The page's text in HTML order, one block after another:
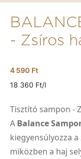
- Zsíros
4 590 Ft
18 360 Ft/l
Tisztító sampon -
A Balance
kiegyensúlyozza
miközben a haj